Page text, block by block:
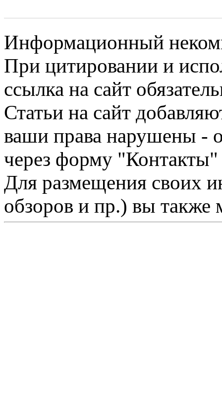
Информационный
При цитировании и
ссылка на сайт
Статьи на сайт
ваши права нарушены -
через форму "Контакты"
Для размещения своих
обзоров и пр.) вы также